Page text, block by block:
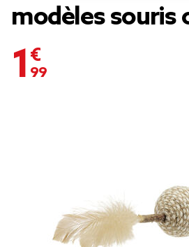
modèles souris
1,99 €